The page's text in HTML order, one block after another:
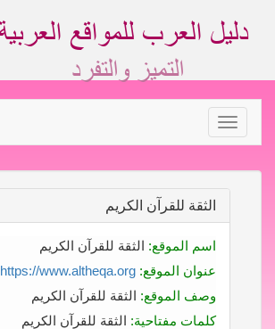
Toggle
navigation
الثقة للقرآن الكريم
اسم الموقع: الثقة للقرآن الكريم
عنوان الموقع: https://www.altheqa.org
وصف الموقع: الثقة للقرآن الكريم
كلمات مفتاحية: الثقة للقرآن الكريم